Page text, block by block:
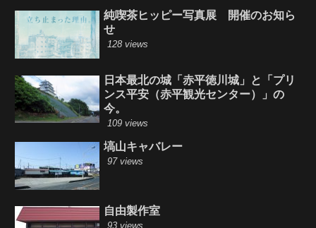
純喫茶ヒッピー写真展 開催のお知ら
せ
128 views
日本最北の城「赤平徳川城」と「プリ
ンス平安（赤平観光センター）」の
今。
109 views
塙山キャバレー
97 views
自由製作室
93 views